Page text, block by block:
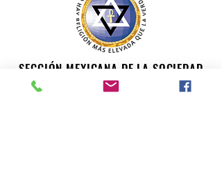
SECCIÓN MEXICANA DE LA SOCIEDAD
TEOSÓFICA